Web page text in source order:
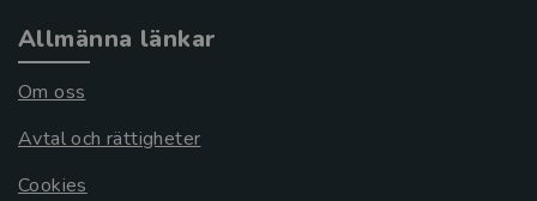
Allmänna länkar
Om oss
Avtal och rättigheter
Cookies